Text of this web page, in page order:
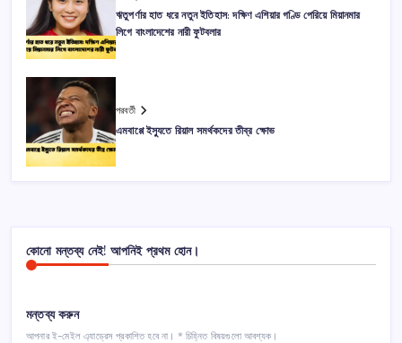
ঋতুপর্ণার হাত ধরে নতুন ইতিহাস: দক্ষিণ এশিয়ার গণ্ডি পেরিয়ে মিয়ানমার
লিগে বাংলাদেশের নারী ফুটবলার
পরবর্তী
এমবাপ্পে ইস্যুতে রিয়াল সমর্থকদের তীব্র ক্ষোভ
কোনো মন্তব্য নেই! আপনিই প্রথম হোন।
মন্তব্য করুন
আপনার ই-মেইল এ্যাড্রেস প্রকাশিত হবে না। * চিহ্নিত বিষয়গুলো আবশ্যক।